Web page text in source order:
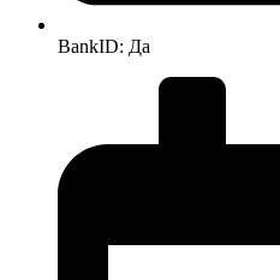
BankID: Да